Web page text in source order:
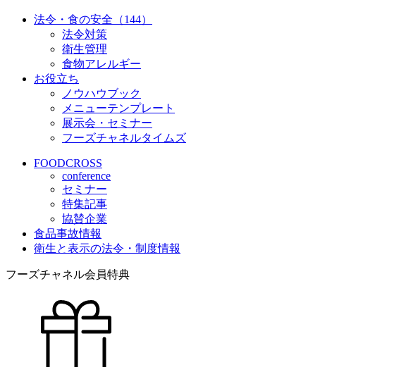
法令・食の安全（144）
法令対策
衛生管理
食物アレルギー
お役立ち
ノウハウブック
メニューテンプレート
展示会・セミナー
フーズチャネルタイムズ
FOODCROSS
conference
セミナー
特集記事
協賛企業
食品事故情報
衛生と表示の法令・制度情報
フーズチャネル会員特典